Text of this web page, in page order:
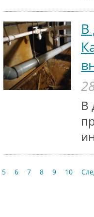
В
В
5 6 7 8 9 10